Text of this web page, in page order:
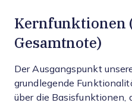
Kernfunktionen
Gesamtnote)
Der Ausgangspunkt
grundlegende
über die Basisfunktionen,